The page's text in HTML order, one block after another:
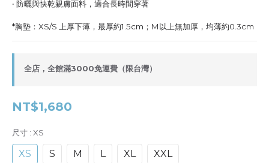
‧ 防曬與快乾親膚面料，適合長時間穿著
*胸墊：XS/S 上厚下薄，最厚約1.5cm；M以上無加厚，均薄約0.3cm
全店，全館滿3000免運費（限台灣）
NT$1,680
尺寸 : XS
XS S M L XL XXL